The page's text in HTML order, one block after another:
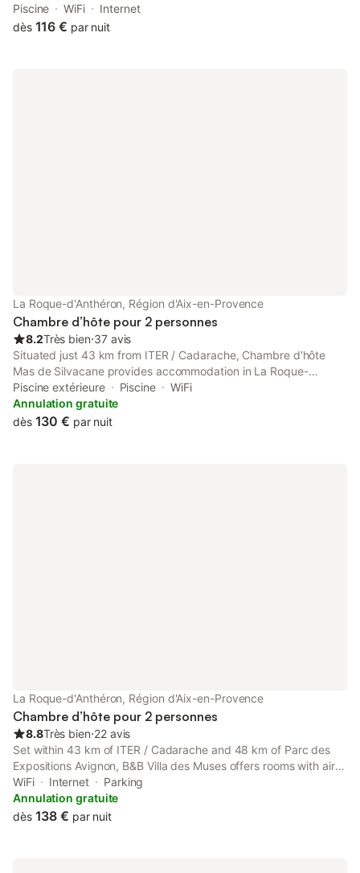
Roque-dʼAnthéron, 44 km from ITER / Cadarache. This property
offers access to a terrace and free private parking.
Piscine WiFi
Internet
dès 116 € par nuit
La Roque-d'Anthéron, Région d'Aix-en-Provence
Chambre d’hôte pour 2 personnes
8.2Très bien⋅37 avis
Situated just 43 km from ITER / Cadarache, Chambre d'hôte
Mas de Silvacane provides accommodation in La Roque-
dʼAnthéron with access to a seasonal outdoor swimming pool, a
garden, as well as a shared kitchen.
Piscine extérieure Piscine
WiFi
Annulation gratuite
dès 130 € par nuit
La Roque-d'Anthéron, Région d'Aix-en-Provence
Chambre d’hôte pour 2 personnes
8.8Très bien⋅22 avis
Set within 43 km of ITER / Cadarache and 48 km of Parc des
Expositions Avignon, B&B Villa des Muses offers rooms with air
conditioning and a private bathroom in La Roque-dʼAnthéron.
With garden views, this accommodation features a patio.
WiFi Internet
Parking
Annulation gratuite
dès 138 € par nuit